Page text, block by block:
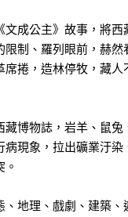
成公主》故事，將
制、羅列眼前，赫
捲，造林停牧，藏
博物誌，岩羊、鼠
現象，拉出礦業汙
地理、戲劇、建築